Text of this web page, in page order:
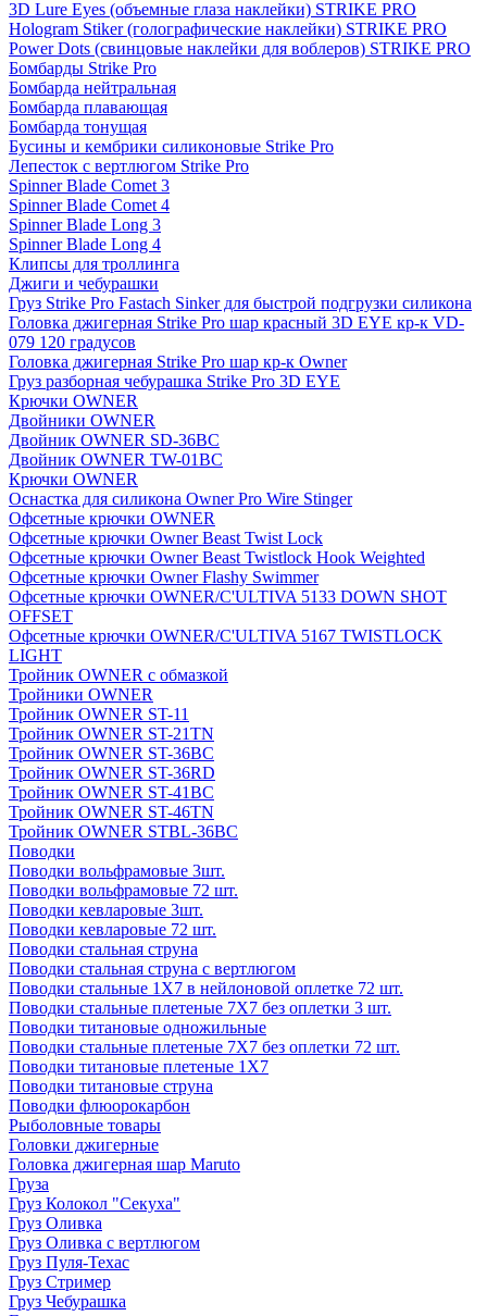
3D Lure Eyes (объемные глаза наклейки) STRIKE PRO
Hologram Stiker (голографические наклейки) STRIKE PRO
Power Dots (свинцовые наклейки для воблеров) STRIKE PRO
Бомбарды Strike Pro
Бомбарда нейтральная
Бомбарда плавающая
Бомбарда тонущая
Бусины и кембрики силиконовые Strike Pro
Лепесток с вертлюгом Strike Pro
Spinner Blade Comet 3
Spinner Blade Comet 4
Spinner Blade Long 3
Spinner Blade Long 4
Клипсы для троллинга
Джиги и чебурашки
Груз Strike Pro Fastach Sinker для быстрой подгрузки силикона
Головка джигерная Strike Pro шар красный 3D EYE кр-к VD-
079 120 градусов
Головка джигерная Strike Pro шар кр-к Owner
Груз разборная чебурашка Strike Pro 3D EYE
Крючки OWNER
Двойники OWNER
Двойник OWNER SD-36BC
Двойник OWNER TW-01BC
Крючки OWNER
Оснастка для силикона Owner Pro Wire Stinger
Офсетные крючки OWNER
Офсетные крючки Owner Beast Twist Lock
Офсетные крючки Owner Beast Twistlock Hook Weighted
Офсетные крючки Owner Flashy Swimmer
Офсетные крючки OWNER/C'ULTIVA 5133 DOWN SHOT
OFFSET
Офсетные крючки OWNER/C'ULTIVA 5167 TWISTLOCK
LIGHT
Тройник OWNER с обмазкой
Тройники OWNER
Тройник OWNER ST-11
Тройник OWNER ST-21TN
Тройник OWNER ST-36BC
Тройник OWNER ST-36RD
Тройник OWNER ST-41BC
Тройник OWNER ST-46TN
Тройник OWNER STBL-36BC
Поводки
Поводки вольфрамовые 3шт.
Поводки вольфрамовые 72 шт.
Поводки кевларовые 3шт.
Поводки кевларовые 72 шт.
Поводки стальная струна
Поводки стальная струна с вертлюгом
Поводки стальные 1X7 в нейлоновой оплетке 72 шт.
Поводки стальные плетеные 7X7 без оплетки 3 шт.
Поводки титановые одножильные
Поводки стальные плетеные 7X7 без оплетки 72 шт.
Поводки титановые плетеные 1X7
Поводки титановые струна
Поводки флюорокарбон
Рыболовные товары
Головки джигерные
Головка джигерная шар Maruto
Груза
Груз Колокол "Секуха"
Груз Оливка
Груз Оливка с вертлюгом
Груз Пуля-Техас
Груз Стример
Груз Чебурашка